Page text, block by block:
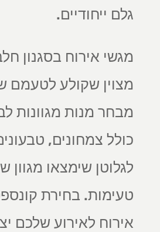
גלם ייחודיים.
מגשי אירוח בסגנון
מצוין שקולע לטעמם
מבחר מנות מגוונות
כולל צמחונים,
לגלוטן שימצאו מגוון
טעימות. בחירת
אירוח לאירוע שלכם